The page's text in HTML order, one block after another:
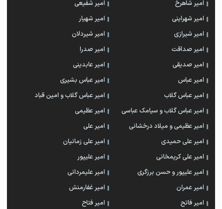
امیر شاهرخ
امیر شفیعی
امیر شهراینی
امیر شهیار
امیر شیرازی
امیر شیردلان
امیر صداقت
امیر صدرا
امیر صدیقی
امیر عابدینی
امیر عباس
امیر عباس بشیری
امیر عباس گلاب
امیر عباس گلاب و امین قباد
امیر عباس گلاب و سیامک عباسی
امیر عظیمی
امیر عظیمی و میلاد درخشانی
امیر علی
امیر علی حمیدی
امیر علی زمانیان
امیر علی کریمخانی
امیر علیپور
امیر علیپور و حسن برزگری
امیر علیمردانی
امیر عمران
امیر غفارمنش
امیر فاتح
امیر فتاح